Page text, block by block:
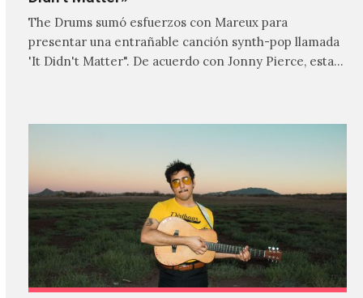
The Drums sumó esfuerzos con Mareux para
presentar una entrañable canción synth-pop llamada
'It Didn't Matter". De acuerdo con Jonny Pierce, esta